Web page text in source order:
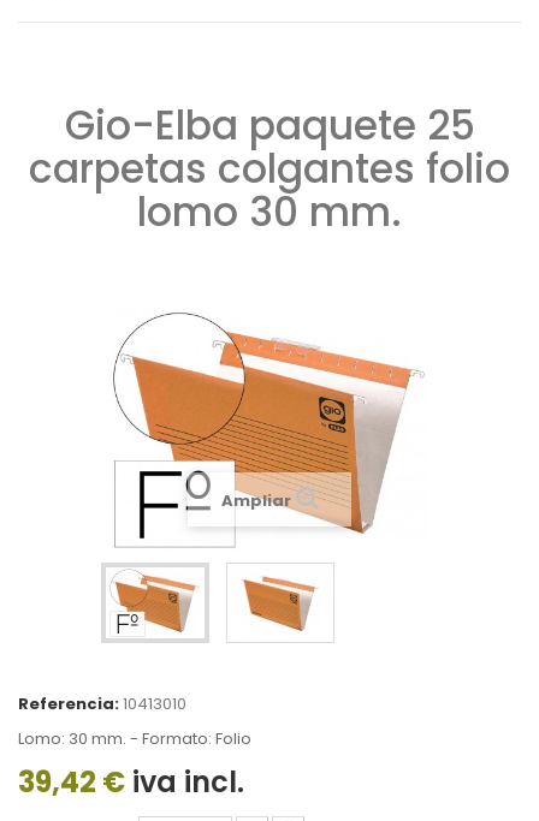
Gio-Elba paquete 25
carpetas colgantes folio
lomo 30 mm.
Ampliar
Referencia:10413010
Lomo: 30 mm. - Formato: Folio
39,42 € iva incl.